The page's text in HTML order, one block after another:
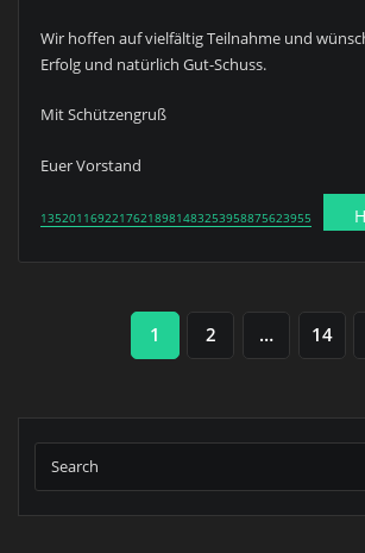
Wir hoffen auf vielfältig Teilnahme und
Erfolg und natürlich Gut-Schuss.
Mit Schützengruß
Euer Vorstand
13520116922176218981483253958875623955
Beiträge
1 2 … 14